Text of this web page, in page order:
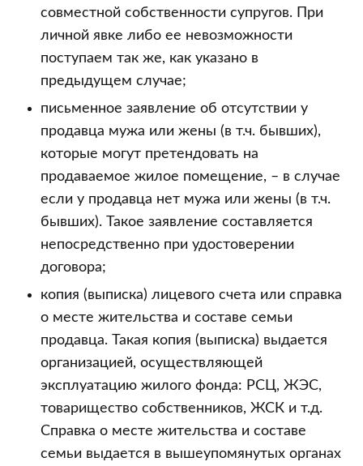
совместной собственности супругов. При
личной явке либо ее невозможности
поступаем так же, как указано в
предыдущем случае;
письменное заявление об отсутствии у
продавца мужа или жены (в т.ч. бывших),
которые могут претендовать на
продаваемое жилое помещение, – в случае
если у продавца нет мужа или жены (в т.ч.
бывших). Такое заявление составляется
непосредственно при удостоверении
договора;
копия (выписка) лицевого счета или справка
о месте жительства и составе семьи
продавца. Такая копия (выписка) выдается
организацией, осуществляющей
эксплуатацию жилого фонда: РСЦ, ЖЭС,
товарищество собственников, ЖСК и т.д.
Справка о месте жительства и составе
семьи выдается в вышеупомянутых органах